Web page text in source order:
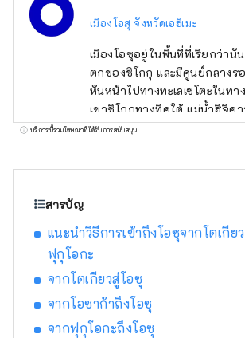
เมืองโอสุ จังหวัดเอฮิเมะ
เมืองโอซุอยู่ในพื้นที่ที่เรียกว่านั
ตกของชิโกกุ และมีศูนย์กลางร
หันหน้าไปทางทะเลเซโตะในทา
เขาชิโกกุทางทิศใต้ แม่น้ำฮิจิค
ไหลผ่านใจกลางเมือง และแม่น้
ฝั่งแม่น้ำฮิจิกาวะ
บริการนี้รวมโฆษณาที่ได้รับการสนับสนุน
สารบัญ
แนะนำวิธีการเข้าถึงโอซุจากโตเกีย
ฟุกุโอกะ
จากโตเกียวสู่โอซุ
จากโอซาก้าถึงโอซุ
จากฟุกุโอกะถึงโอซุ